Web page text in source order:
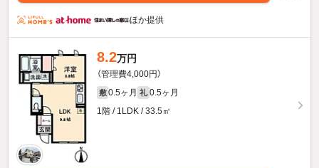
ほか提供
8.2万円
（管理費4,000円）
敷 0.5ヶ月 礼 0.5ヶ月
1階 / 1LDK / 33.5㎡